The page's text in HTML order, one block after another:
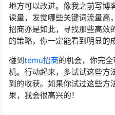
地方可以改进。像我之前写博
读量，发觉哪些关键词流量高
招商亦是如此，寻找那些高效
的策略，你一定能看到明显的
碰到 temu招商的机会，你完
机。行动起来，多试试这些方
到的收获。如果你试过这些方
果，我会很高兴的！